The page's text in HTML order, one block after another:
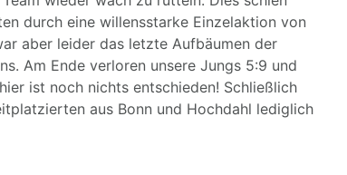
durch eine willensstarke Einzelaktion von
aber leider das letzte Aufbäumen der
Am Ende verloren unsere Jungs 5:9 und
ist noch nichts entschieden! Schließlich
aus Bonn und Hochdahl lediglich